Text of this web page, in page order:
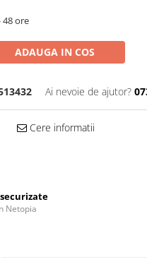
48 ore
ADAUGA IN COS
Ai nevoie de ajutor?
Cere informatii
Netopia